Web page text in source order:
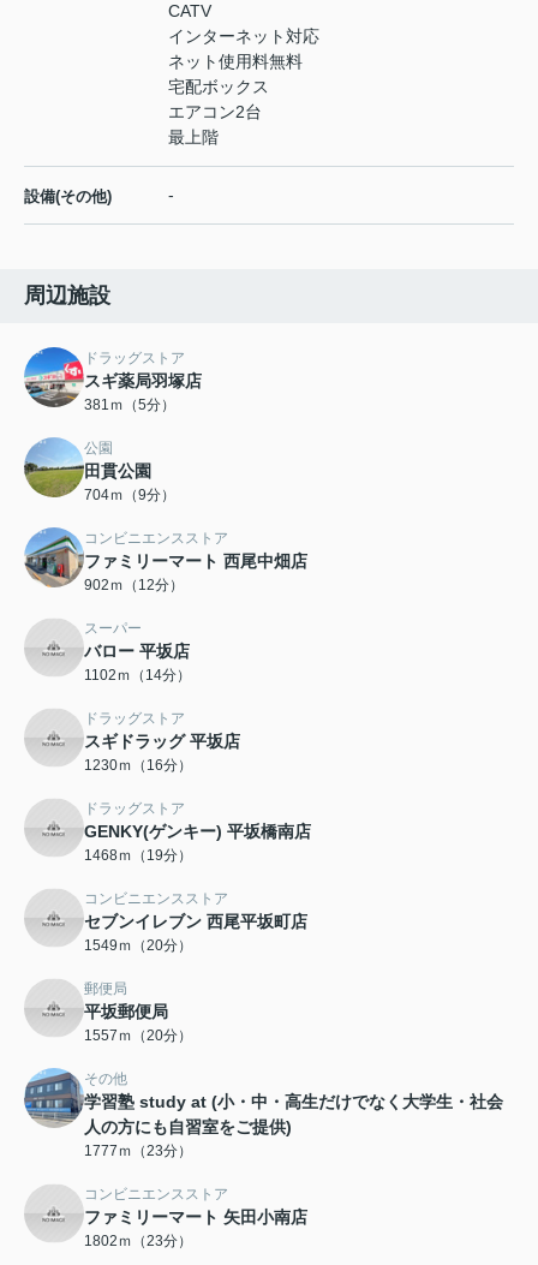
CATV
インターネット対応
ネット使用料無料
宅配ボックス
エアコン2台
最上階
設備(その他) -
周辺施設
ドラッグストア
スギ薬局羽塚店
381ｍ（5分）
公園
田貫公園
704ｍ（9分）
コンビニエンスストア
ファミリーマート 西尾中畑店
902ｍ（12分）
スーパー
バロー 平坂店
1102ｍ（14分）
ドラッグストア
スギドラッグ 平坂店
1230ｍ（16分）
ドラッグストア
GENKY(ゲンキー) 平坂橋南店
1468ｍ（19分）
コンビニエンスストア
セブンイレブン 西尾平坂町店
1549ｍ（20分）
郵便局
平坂郵便局
1557ｍ（20分）
その他
学習塾 study at (小・中・高生だけでなく大学生・社会
人の方にも自習室をご提供)
1777ｍ（23分）
コンビニエンスストア
ファミリーマート 矢田小南店
1802ｍ（23分）